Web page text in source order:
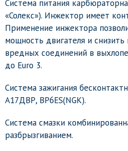
Система питания
«Солекс»). Инжектор имеет
Применение инжектора
мощность двигателя и
вредных соединений в
до Euro 3.
Система зажигания
А17ДВР, BP6ES(NGK).
Система смазки
разбрызгиванием.